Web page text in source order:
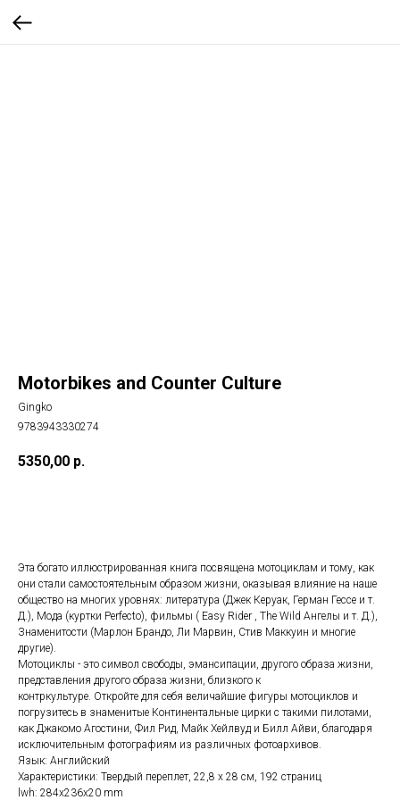
Motorbikes and Counter Culture
Gingko
9783943330274
5350,00 р.
Эта богато иллюстрированная книга посвящена мотоциклам и тому, как
они стали самостоятельным образом жизни, оказывая влияние на наше
общество на многих уровнях: литература (Джек Керуак, Герман Гессе и т.
Д.), Мода (куртки Perfecto), фильмы ( Easy Rider , The Wild Ангелы и т. Д.),
Знаменитости (Марлон Брандо, Ли Марвин, Стив Маккуин и многие
другие).
Мотоциклы - это символ свободы, эмансипации, другого образа жизни,
представления другого образа жизни, близкого к
контркультуре. Откройте для себя величайшие фигуры мотоциклов и
погрузитесь в знаменитые Континентальные цирки с такими пилотами,
как Джакомо Агостини, Фил Рид, Майк Хейлвуд и Билл Айви, благодаря
исключительным фотографиям из различных фотоархивов.
Язык: Английский
Характеристики: Твердый переплет, 22,8 х 28 см, 192 страниц
lwh: 284x236x20 mm